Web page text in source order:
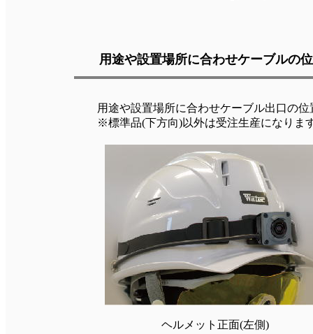
用途や設置場所に合わせケーブルの
用途や設置場所に合わせケーブル出口の位
※標準品(下方向)以外は受注生産になりま
ヘルメット正面(左側)